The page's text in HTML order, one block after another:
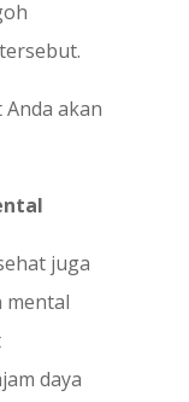
akan
juga
mental
daya